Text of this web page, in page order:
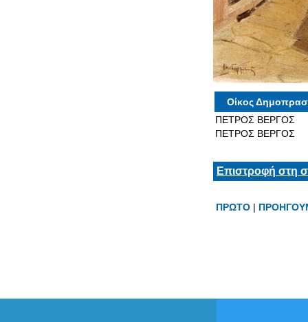
Οίκος
ΠΕΤΡΟΣ ΒΕΡΓΟΣ
ΠΕΤΡΟΣ ΒΕΡΓΟΣ
Επιστροφή στη
ΠΡΩΤΟ |